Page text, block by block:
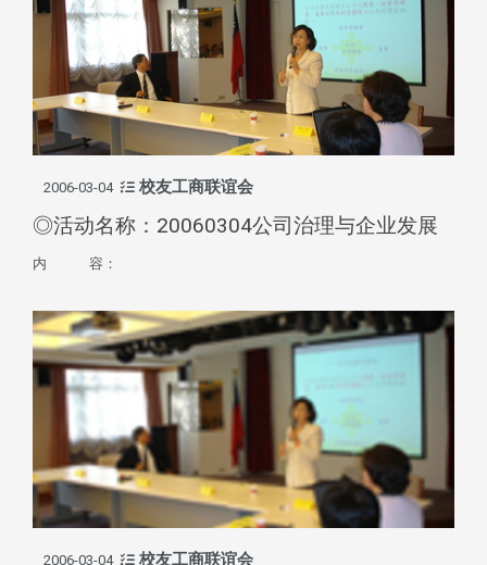
2006-03-04 校友工商联谊会
◎活动名称：20060304公司治理与企业发展
内 容：
2006-03-04 校友工商联谊会